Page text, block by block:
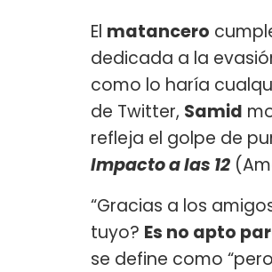
El matancero
dedicada a la
como lo haría
de Twitter, Samid
refleja el golpe de
Impacto a las 12
“Gracias a los
tuyo? Es no apto
se define como